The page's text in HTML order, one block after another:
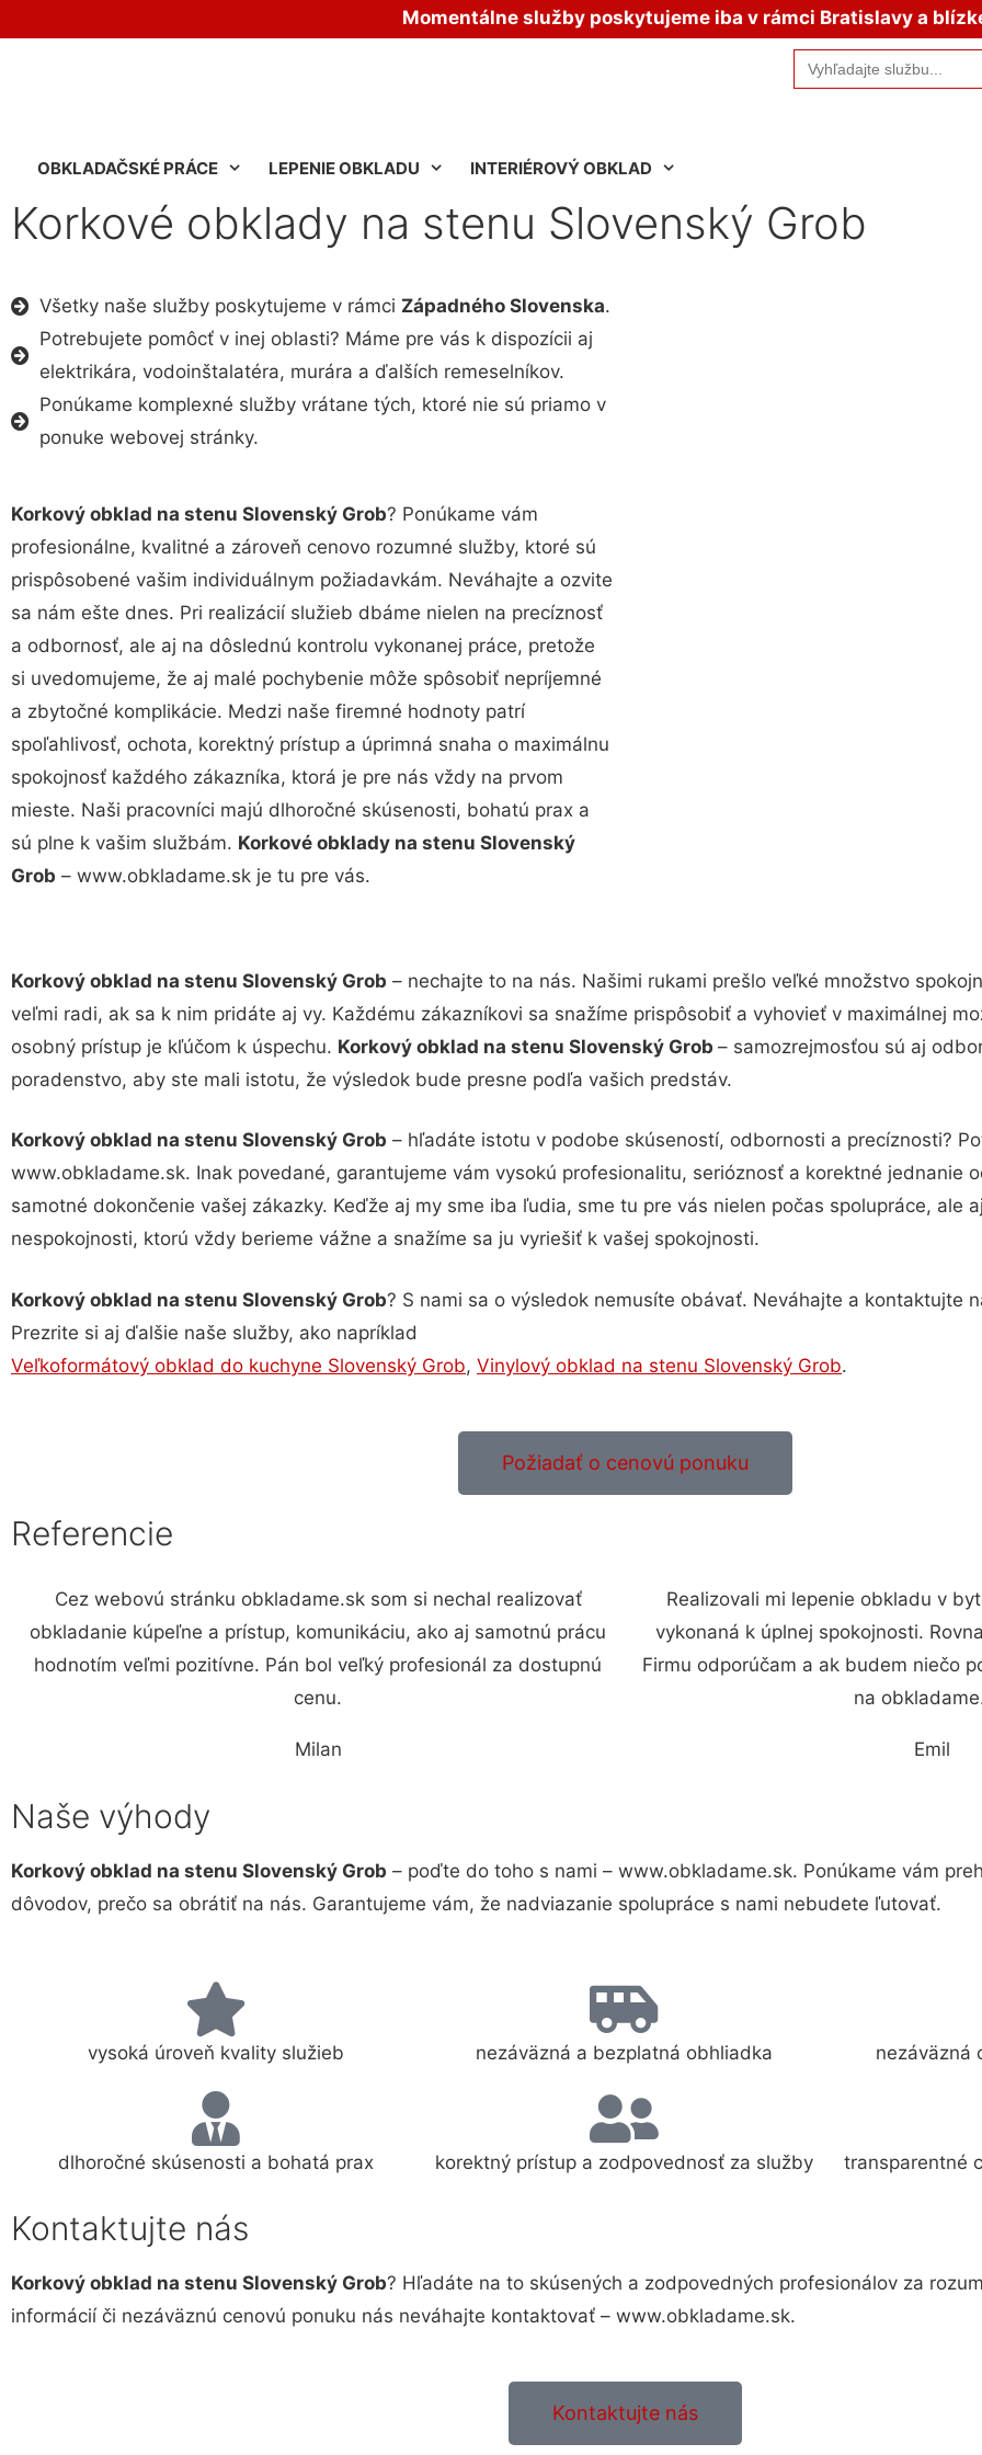
Momentálne služby poskytujeme iba v rámci Bratislavy a
Search
for:
OBKLADAČSKÉ PRÁCE LEPENIE OBKLADU INTERIÉROVÝ OBKLAD
Korkové obklady na stenu Slovenský Grob
Všetky naše služby poskytujeme v rámci Západného Slovenska.
Potrebujete pomôcť v inej oblasti? Máme pre vás k dispozícii aj
elektrikára, vodoinštalatéra, murára a ďalších remeselníkov.
Ponúkame komplexné služby vrátane tých, ktoré nie sú priamo v
ponuke webovej stránky.
Korkový obklad na stenu Slovenský Grob? Ponúkame vám
profesionálne, kvalitné a zároveň cenovo rozumné služby, ktoré sú
prispôsobené vašim individuálnym požiadavkám. Neváhajte a ozvite
sa nám ešte dnes. Pri realizácií služieb dbáme nielen na precíznosť
a odbornosť, ale aj na dôslednú kontrolu vykonanej práce, pretože
si uvedomujeme, že aj malé pochybenie môže spôsobiť nepríjemné
a zbytočné komplikácie. Medzi naše firemné hodnoty patrí
spoľahlivosť, ochota, korektný prístup a úprimná snaha o maximálnu
spokojnosť každého zákazníka, ktorá je pre nás vždy na prvom
mieste. Naši pracovníci majú dlhoročné skúsenosti, bohatú prax a
sú plne k vašim službám. Korkové obklady na stenu Slovenský
Grob – www.obkladame.sk je tu pre vás.
Korkový obklad na stenu Slovenský Grob – nechajte to na nás. Našimi rukami prešlo veľké množstvo
veľmi radi, ak sa k nim pridáte aj vy. Každému zákazníkovi sa snažíme prispôsobiť a vyhovieť v maximálnej
osobný prístup je kľúčom k úspechu. Korkový obklad na stenu Slovenský Grob – samozrejmosťou sú aj
poradenstvo, aby ste mali istotu, že výsledok bude presne podľa vašich predstáv.
Korkový obklad na stenu Slovenský Grob – hľadáte istotu v podobe skúseností, odbornosti a precíznosti?
www.obkladame.sk. Inak povedané, garantujeme vám vysokú profesionalitu, serióznosť a korektné jednanie
samotné dokončenie vašej zákazky. Keďže aj my sme iba ľudia, sme tu pre vás nielen počas spolupráce, ale
nespokojnosti, ktorú vždy berieme vážne a snažíme sa ju vyriešiť k vašej spokojnosti.
Korkový obklad na stenu Slovenský Grob? S nami sa o výsledok nemusíte obávať. Neváhajte a kontaktujte
Prezrite si aj ďalšie naše služby, ako napríklad
Veľkoformátový obklad do kuchyne Slovenský Grob, Vinylový obklad na stenu Slovenský Grob.
Požiadať o cenovú ponuku
Referencie
Cez webovú stránku obkladame.sk som si nechal realizovať
obkladanie kúpeľne a prístup, komunikáciu, ako aj samotnú prácu
hodnotím veľmi pozitívne. Pán bol veľký profesionál za dostupnú
cenu.
Milan
Realizovali mi lepenie obkladu v
vykonaná k úplnej spokojnosti.
Firmu odporúčam a ak budem niečo
na
Emil
Naše výhody
Korkový obklad na stenu Slovenský Grob – poďte do toho s nami – www.obkladame.sk. Ponúkame vám
dôvodov, prečo sa obrátiť na nás. Garantujeme vám, že nadviazanie spolupráce s nami nebudete ľutovať.
vysoká úroveň kvality služieb nezáväzná a bezplatná obhliadka nezáväzná
dlhoročné skúsenosti a bohatá prax korektný prístup a zodpovednosť za služby transparentné
Kontaktujte nás
Korkový obklad na stenu Slovenský Grob? Hľadáte na to skúsených a zodpovedných profesionálov za
informácií či nezáväznú cenovú ponuku nás neváhajte kontaktovať – www.obkladame.sk.
Kontaktujte nás